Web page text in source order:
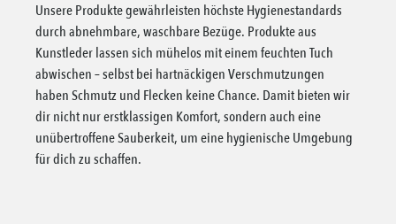
Unsere Produkte gewährleisten höchste Hygienestandards
durch abnehmbare, waschbare Bezüge. Produkte aus
Kunstleder lassen sich mühelos mit einem feuchten Tuch
abwischen – selbst bei hartnäckigen Verschmutzungen
haben Schmutz und Flecken keine Chance. Damit bieten wir
dir nicht nur erstklassigen Komfort, sondern auch eine
unübertroffene Sauberkeit, um eine hygienische Umgebung
für dich zu schaffen.